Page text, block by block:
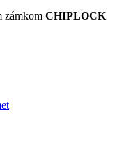
zámkom CHIPLOCK